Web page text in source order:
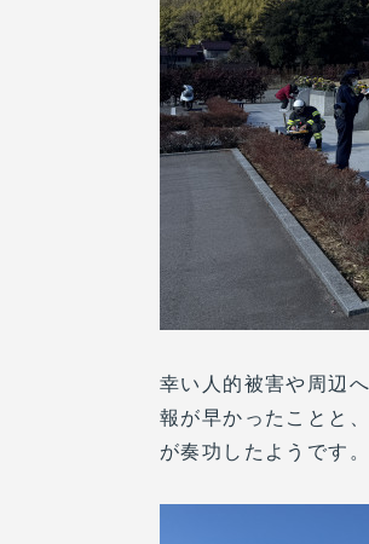
幸い人的被害や周辺
報が早かったことと
が奏功したようです。